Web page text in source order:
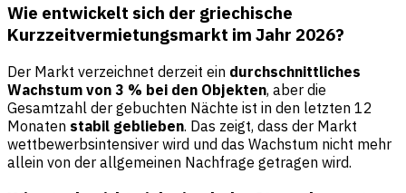
Wie entwickelt sich der griechische
Kurzzeitvermietungsmarkt im Jahr 2026?
Der Markt verzeichnet derzeit ein durchschnittliches
Wachstum von 3 % bei den Objekten, aber die
Gesamtzahl der gebuchten Nächte ist in den letzten 12
Monaten stabil geblieben. Das zeigt, dass der Markt
wettbewerbsintensiver wird und das Wachstum nicht mehr
allein von der allgemeinen Nachfrage getragen wird.